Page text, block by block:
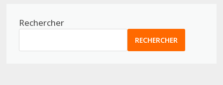
Rechercher
RECHERCHER